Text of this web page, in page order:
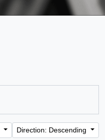
Direction: Descending